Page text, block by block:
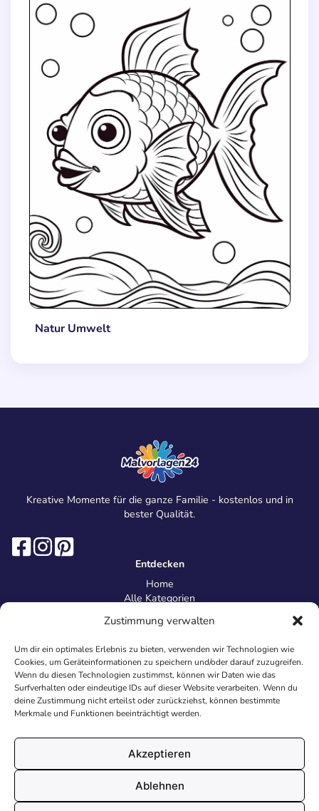
Zustimmung verwalten
Um dir ein optimales Erlebnis zu bieten, verwenden wir Technologien wie
Cookies, um Geräteinformationen zu speichern und/oder darauf zuzugreifen.
Wenn du diesen Technologien zustimmst, können wir Daten wie das
Surfverhalten oder eindeutige IDs auf dieser Website verarbeiten. Wenn du
deine Zustimmung nicht erteilst oder zurückziehst, können bestimmte
Merkmale und Funktionen beeinträchtigt werden.
Akzeptieren
Ablehnen
Natur Umwelt
Kreative Momente für die ganze Familie - kostenlos und in
bester Qualität.
Entdecken
Home
Alle Kategorien
Information
Über uns
Kontakt
Inhaltsrichtlinien
Recht & Datenschutz
Impressum
AGB
Cookies